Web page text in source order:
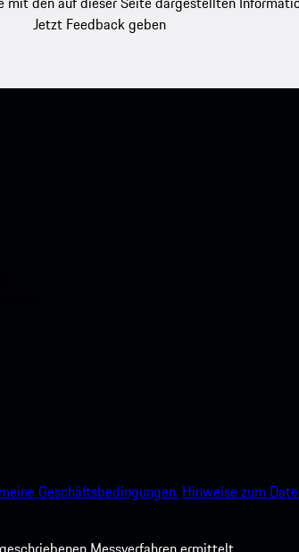
Jetzt Feedback geben
Geschäftsbedingungen. Hinweise zum